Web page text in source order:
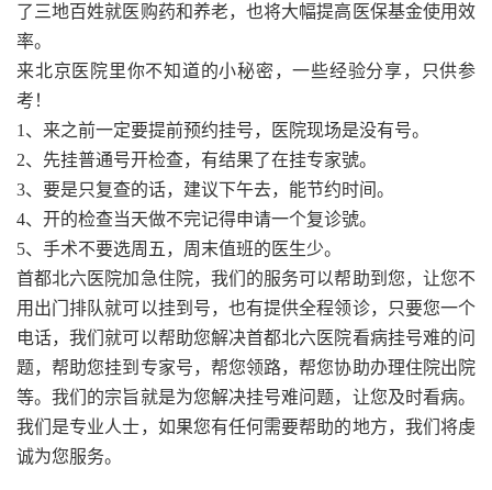
了三地百姓就医购药和养老，也将大幅提高医保基金使用效
率。
来北京医院里你不知道的小秘密，一些经验分享，只供参
考！
1、来之前一定要提前预约挂号，医院现场是没有号。
2、先挂普通号开检查，有结果了在挂专家號。
3、要是只复查的话，建议下午去，能节约时间。
4、开的检查当天做不完记得申请一个复诊號。
5、手术不要选周五，周末值班的医生少。
首都北六医院加急住院，我们的服务可以帮助到您，让您不
用出门排队就可以挂到号，也有提供全程领诊，只要您一个
电话，我们就可以帮助您解决首都北六医院看病挂号难的问
题，帮助您挂到专家号，帮您领路，帮您协助办理住院出院
等。我们的宗旨就是为您解决挂号难问题，让您及时看病。
我们是专业人士，如果您有任何需要帮助的地方，我们将虔
诚为您服务。